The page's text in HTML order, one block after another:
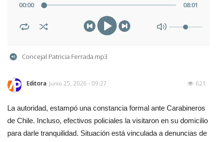
00:00 08:01
Concejal Patricia Ferrada.mp3
Editora Junio 25, 2026 - 09:27 621
La autoridad, estampó una constancia formal ante Carabineros
de Chile. Incluso, efectivos policiales la visitaron en su domicilio
para darle tranquilidad. Situación está vinculada a denuncias de